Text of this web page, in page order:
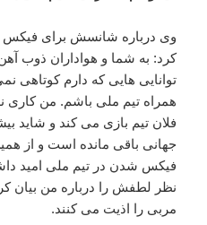
وی درباره شانسش برای
کرد: به شما و هواداران ذوب
توانایی هایی که دارم کوتاهی
همراه تیم ملی باشم. من کاری
فلان تیم بازی می کند و شاید
جهانی باقی مانده است و از
فیکس شدن در تیم ملی امید
نظر لطفش را درباره من بیان
مربی را اذیت می کنند.